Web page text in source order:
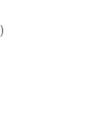
)